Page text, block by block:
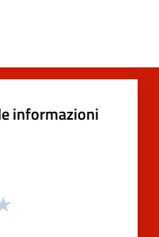
informazioni